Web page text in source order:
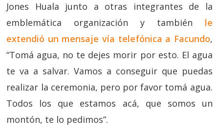
Jones Huala junto a otras integrantes de la
emblemática organización y también le
extendió un mensaje vía telefónica a Facundo,
“Tomá agua, no te dejes morir por esto. El agua
te va a salvar. Vamos a conseguir que puedas
realizar la ceremonia, pero por favor tomá agua.
Todos los que estamos acá, que somos un
montón, te lo pedimos”.